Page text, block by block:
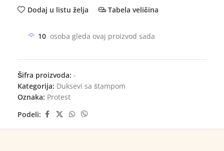
Dodaj u listu želja Tabela veličina
10 osoba gleda ovaj proizvod sada
Šifra proizvoda: -
Kategorija: Duksevi sa štampom
Oznaka: Protest
Podeli: